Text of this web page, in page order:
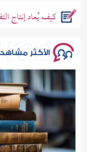
كيف يُعاد إنتاج
الأكثر